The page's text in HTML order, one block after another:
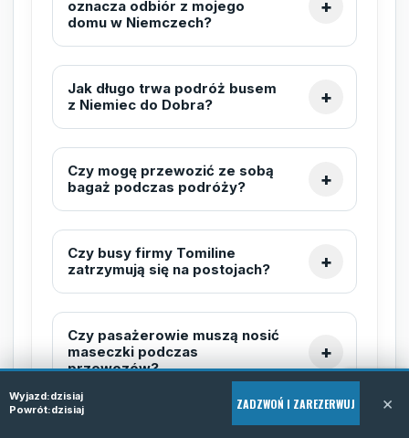
oznacza odbiór z mojego
domu w Niemczech?
Jak długo trwa podróż busem
z Niemiec do Dobra?
Czy mogę przewozić ze sobą
bagaż podczas podróży?
Czy busy firmy Tomiline
zatrzymują się na postojach?
Czy pasażerowie muszą nosić
maseczki podczas
przewozów?
Wyjazd:dzisiaj
Powrót:dzisiaj ZADZWOŃ I ZAREZERWUJ ×